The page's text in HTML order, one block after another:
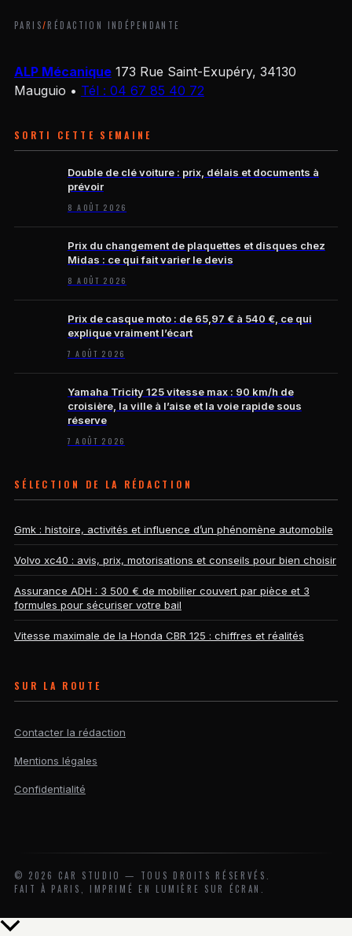
PARIS/RÉDACTION INDÉPENDANTE
ALP Mécanique 173 Rue Saint-Exupéry, 34130
Mauguio • Tél : 04 67 85 40 72
SORTI CETTE SEMAINE
Double de clé voiture : prix, délais et documents à
prévoir
8 AOÛT 2026
Prix du changement de plaquettes et disques chez
Midas : ce qui fait varier le devis
8 AOÛT 2026
Prix de casque moto : de 65,97 € à 540 €, ce qui
explique vraiment l’écart
7 AOÛT 2026
Yamaha Tricity 125 vitesse max : 90 km/h de
croisière, la ville à l’aise et la voie rapide sous
réserve
7 AOÛT 2026
SÉLECTION DE LA RÉDACTION
Gmk : histoire, activités et influence d’un phénomène automobile
Volvo xc40 : avis, prix, motorisations et conseils pour bien choisir
Assurance ADH : 3 500 € de mobilier couvert par pièce et 3
formules pour sécuriser votre bail
Vitesse maximale de la Honda CBR 125 : chiffres et réalités
SUR LA ROUTE
Contacter la rédaction
Mentions légales
Confidentialité
© 2026
CAR STUDIO — TOUS DROITS RÉSERVÉS.
FAIT À PARIS, IMPRIMÉ EN LUMIÈRE SUR ÉCRAN.